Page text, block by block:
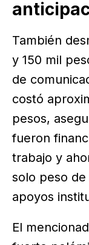
También
y 150 mil
de
costó
pesos,
fueron
trabajo y
solo peso
apoyos
El